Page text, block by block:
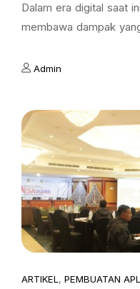
Dalam era digital saat
membawa dampak
Admin
ARTIKEL , PEMBUATAN